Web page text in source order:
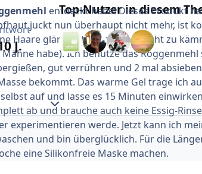
entdeckt habe! Dieses Produkt
juckt nun überhaupt nicht mehr, ist
Haare glänzen toll und sind leicht zu
habe). Ich benutze das Roggenmehl
gut verrühren und 2 mal
bekommt. Das warme Gel trage ich
auf und lasse es 15 Minuten
ab und brauche auch keine Essig-
experimentieren werde. Jetzt kann ich
und bin überglücklich. Für die
eine Silikonfreie Maske machen.
J.
Top-Nutzer in diesem
Themenansicht erweitern